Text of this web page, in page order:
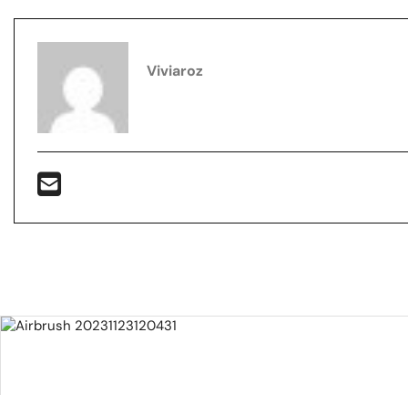
Viviaroz